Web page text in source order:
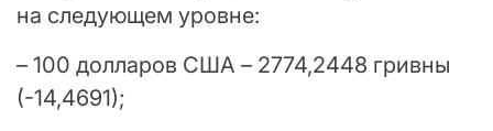
на следующем уровне:
– 100 долларов США – 2774,2448 гривны
(-14,4691);